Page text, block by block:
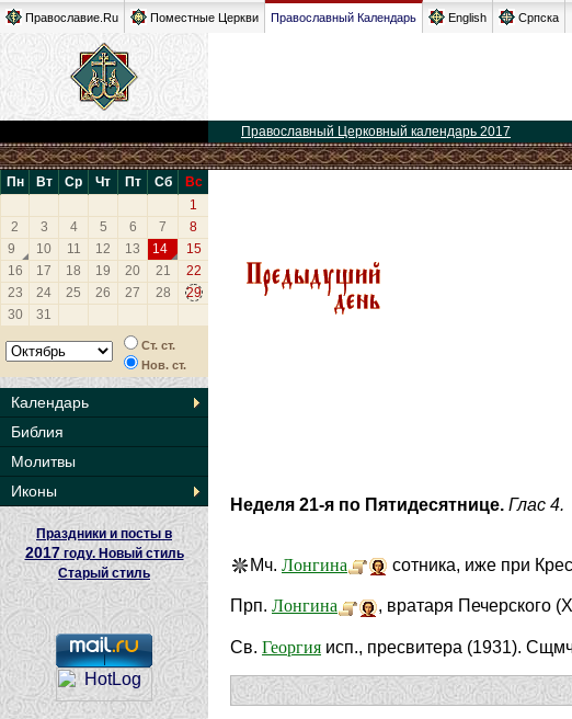
Православие.Ru Поместные Церкви Православный Календарь English Српска
Православный Церковный календарь 2017
Пн Вт Ср Чт Пт Сб
Вс
1
2
3 4 5 6 7
8
9
10 11 12 13 14
15
16
17 18 19 20 21
22
23
24 25 26 27 28
29
30
31
Ст. ст.
Нов. ст.
Календарь
Библия
Молитвы
Иконы
Праздники и посты в
2017году. Новый стиль
Старый стиль
Неделя 21-я по Пятидесятнице. Глас 4.
Мч. Лонгина сотника, иже при
Прп. Лонгина , вратаря Печерского
Св. Георгия исп., пресвитера (1931).